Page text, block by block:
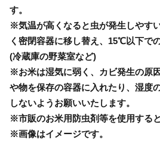
す。
※気温が高くなると虫が発生しやす
く密閉容器に移し替え、15℃以下で
(冷蔵庫の野菜室など)
※お米は湿気に弱く、カビ発生の原
や物を保存の容器に入れたり、湿度
しないようお願いいたします。
※市販のお米用防虫剤等を使用する
※画像はイメージです。